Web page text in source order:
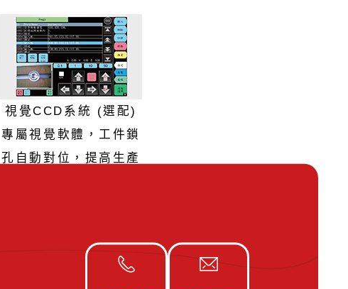
視覺CCD系統 (選配)
專屬視覺軟體，工件鎖
孔自動對位，提高生產